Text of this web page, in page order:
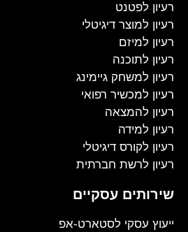
רעיון לפטנט
רעיון למוצר דיגיטלי
רעיון למיזם
רעיון לתוכנה
רעיון למשחק גיימינג
רעיון למכשיר רפואי
רעיון להמצאה
רעיון למידה
רעיון לקורס דיגיטלי
רעיון לרשת חברתית
שירותים עסקיים
ייעוץ עסקי לסטארט-אפ